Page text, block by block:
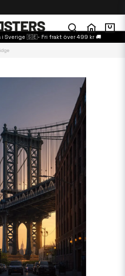
i Sverige 🇸🇪- Fri frakt över 499 kr 🚚